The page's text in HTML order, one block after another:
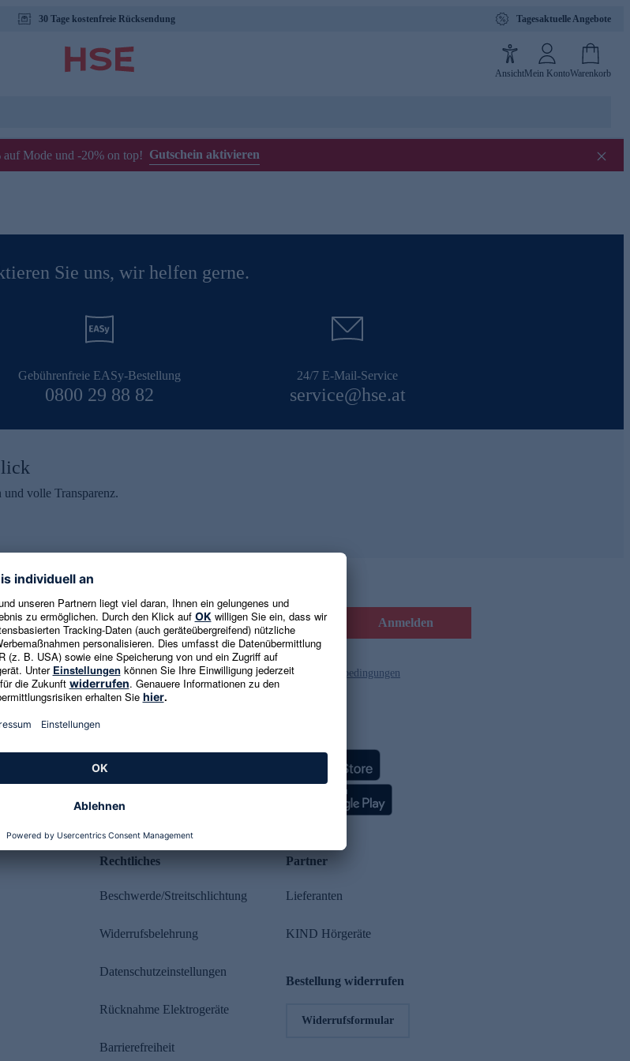
30 Tage kostenfreie Rücksendung Tagesaktuelle Angebote
AnsichtMein KontoWarenkorb
auf Mode und -20% on top! Gutschein aktivieren
Sie uns, wir helfen gerne.
Gebührenfreie EASy-Bestellung
0800 29 88 82
24/7 E-Mail-Service
service@hse.at
volle Transparenz.
Trends,
ist jederzeit in
E-Mail-Adresse eingeben Anmelden
Es gelten die Datenschutzrichtlinienund die Gutscheinbedingungen
Kundenbewertung
Rechtliches
Beschwerde/Streitschlichtung
Widerrufsbelehrung
Datenschutzeinstellungen
Rücknahme Elektrogeräte
Barrierefreiheit
Partner
Lieferanten
KIND Hörgeräte
Bestellung widerrufen
Widerrufsformular